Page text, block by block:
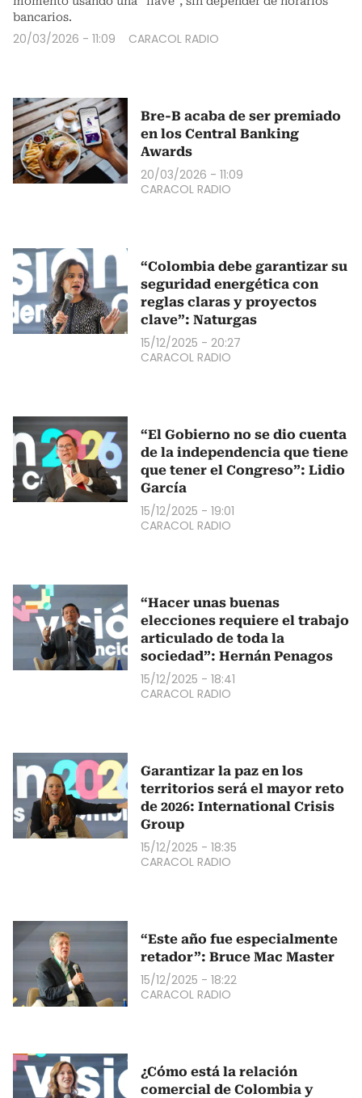
bancarios.
20/03/2026 - 11:09 CARACOL RADIO
Bre-B acaba de ser premiado
en los Central Banking
Awards
20/03/2026 - 11:09
CARACOL RADIO
“Colombia debe garantizar su
seguridad energética con
reglas claras y proyectos
clave”: Naturgas
15/12/2025 - 20:27
CARACOL RADIO
“El Gobierno no se dio cuenta
de la independencia que tiene
que tener el Congreso”: Lidio
García
15/12/2025 - 19:01
CARACOL RADIO
“Hacer unas buenas
elecciones requiere el trabajo
articulado de toda la
sociedad”: Hernán Penagos
15/12/2025 - 18:41
CARACOL RADIO
Garantizar la paz en los
territorios será el mayor reto
de 2026: International Crisis
Group
15/12/2025 - 18:35
CARACOL RADIO
“Este año fue especialmente
retador”: Bruce Mac Master
15/12/2025 - 18:22
CARACOL RADIO
¿Cómo está la relación
comercial de Colombia y